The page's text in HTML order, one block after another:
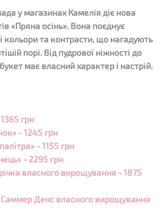
у магазинах Камелія діє нова
«Пряна осінь». Вона поєднує
кольори та контрасти, що нагадують
порі. Від пудрової ніжності до
має власний характер і настрій.
грн
- 1245 грн
- 1155 грн
- 2295 грн
власного вирощування - 1875
Саммер Денс власного вирощування